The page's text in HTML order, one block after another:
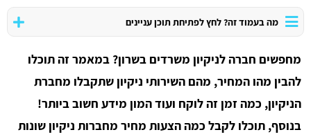
מה בעמוד זה? לחץ לפתיחת תוכן עניינים
מחפשים חברה לניקיון משרדים בשרון? במאמר זה תוכלו
להבין מהו המחיר, מהם השירותי ניקיון שתקבלו מחברת
הניקיון, כמה זמן זה לוקח ועוד המון מידע חשוב ביותר!
בנוסף, תוכלו לקבל כמה הצעות מחיר מחברות ניקיון שונות